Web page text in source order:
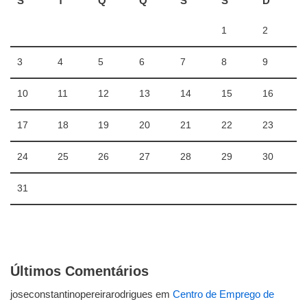
1 2
3 4 5 6 7 8 9
10 11 12 13 14 15 16
17 18 19 20 21 22 23
24 25 26 27 28 29 30
31
Últimos Comentários
joseconstantinopereirarodrigues em Centro de Emprego de